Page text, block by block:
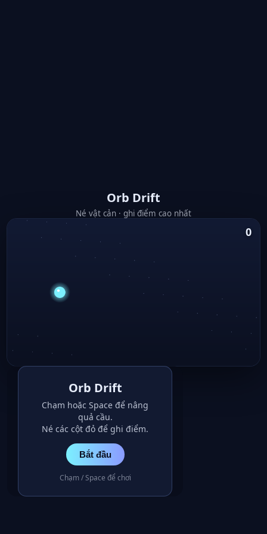
Orb Drift
Né vật cản · ghi điểm cao nhất
0
Orb Drift
Chạm hoặc Space để nâng
quả cầu.
Né các cột đỏ để ghi điểm.
Bắt đầu
Chạm / Space để chơi